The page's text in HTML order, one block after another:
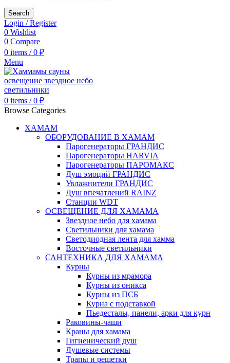
Search
Login / Register
0 Wishlist
0 Compare
0 items / 0 ₽
Menu
0 items / 0 ₽
Browse Categories
ХАМАМ
ОБОРУДОВАНИЕ В ХАМАМ
Парогенераторы ГРАНДИС
Парогенераторы HARVIA
Парогенераторы ПАРОМАКС
Душ эмоций ГРАНДИС
Увлажнители ГРАНДИС
Душ впечатлений RAINZ
Станции WDT
ОСВЕЩЕНИЕ ДЛЯ ХАМАМА
Звездное небо для хамама
Светильники для хамама
Светодиодная лента для хамма
Восточные светильники
САНТЕХНИКА ДЛЯ ХАМАМА
Курны
Курны из мрамора
Курны из оникса
Курны из ПСБ
Курна с подставкой
Пьедесталы, панели, арки для курн
Раковины-чаши
Краны для хамама
Гигиенический душ
Душевые системы
Трапы и решетки